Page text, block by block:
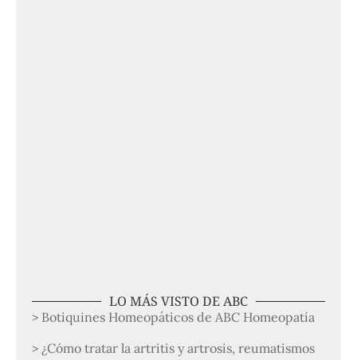
LO MÁS VISTO DE ABC
> Botiquines Homeopáticos de ABC Homeopatía
> ¿Cómo tratar la artritis y artrosis, reumatismos